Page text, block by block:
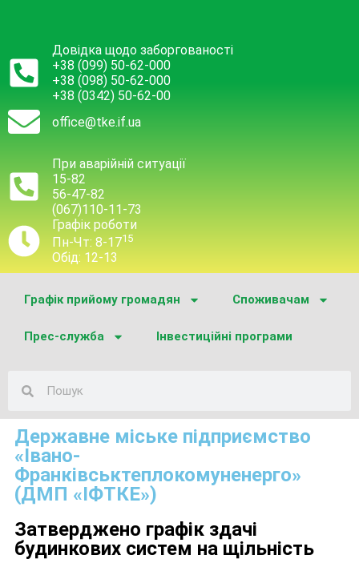
Довідка щодо заборгованості
+38 (099) 50-62-000
+38 (098) 50-62-000
+38 (0342) 50-62-00
office@tke.if.ua
При аварійній ситуації
15-82
56-47-82
(067)110-11-73
Графік роботи
Пн-Чт: 8-1715
Обід: 12-13
Графік прийому громадян Споживачам
Прес-служба Інвестиційні програми
Державне міське підприємство
«Івано-
Франківськтеплокомуненерго»
(ДМП «ІФТКЕ»)
Затверджено графік здачі
будинкових систем на щільність